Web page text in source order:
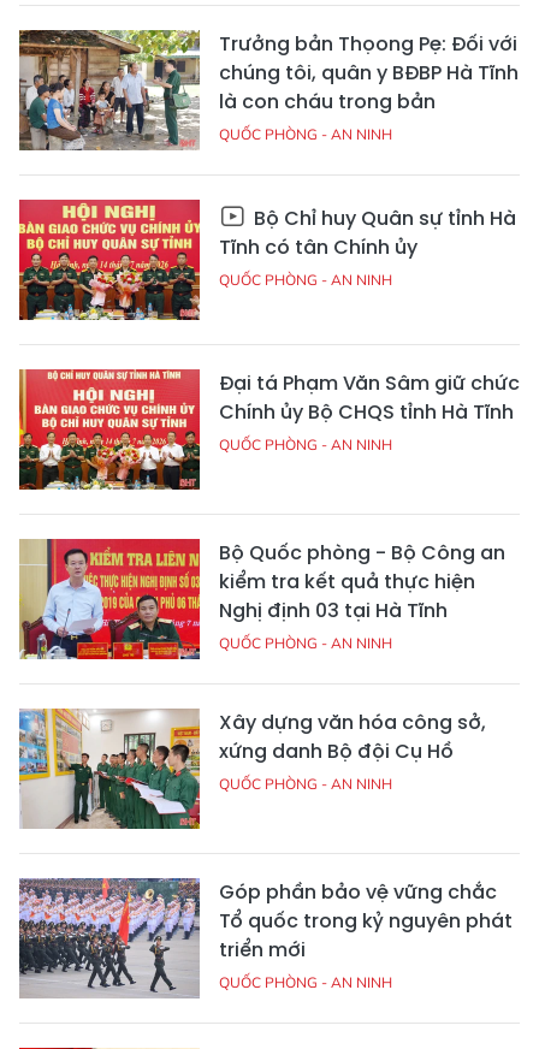
Trưởng bản Thọong Pẹ: Đối với
chúng tôi, quân y BĐBP Hà Tĩnh
là con cháu trong bản
QUỐC PHÒNG - AN NINH
Bộ Chỉ huy Quân sự tỉnh Hà
Tĩnh có tân Chính ủy
QUỐC PHÒNG - AN NINH
Đại tá Phạm Văn Sâm giữ chức
Chính ủy Bộ CHQS tỉnh Hà Tĩnh
QUỐC PHÒNG - AN NINH
Bộ Quốc phòng - Bộ Công an
kiểm tra kết quả thực hiện
Nghị định 03 tại Hà Tĩnh
QUỐC PHÒNG - AN NINH
Xây dựng văn hóa công sở,
xứng danh Bộ đội Cụ Hồ
QUỐC PHÒNG - AN NINH
Góp phần bảo vệ vững chắc
Tổ quốc trong kỷ nguyên phát
triển mới
QUỐC PHÒNG - AN NINH